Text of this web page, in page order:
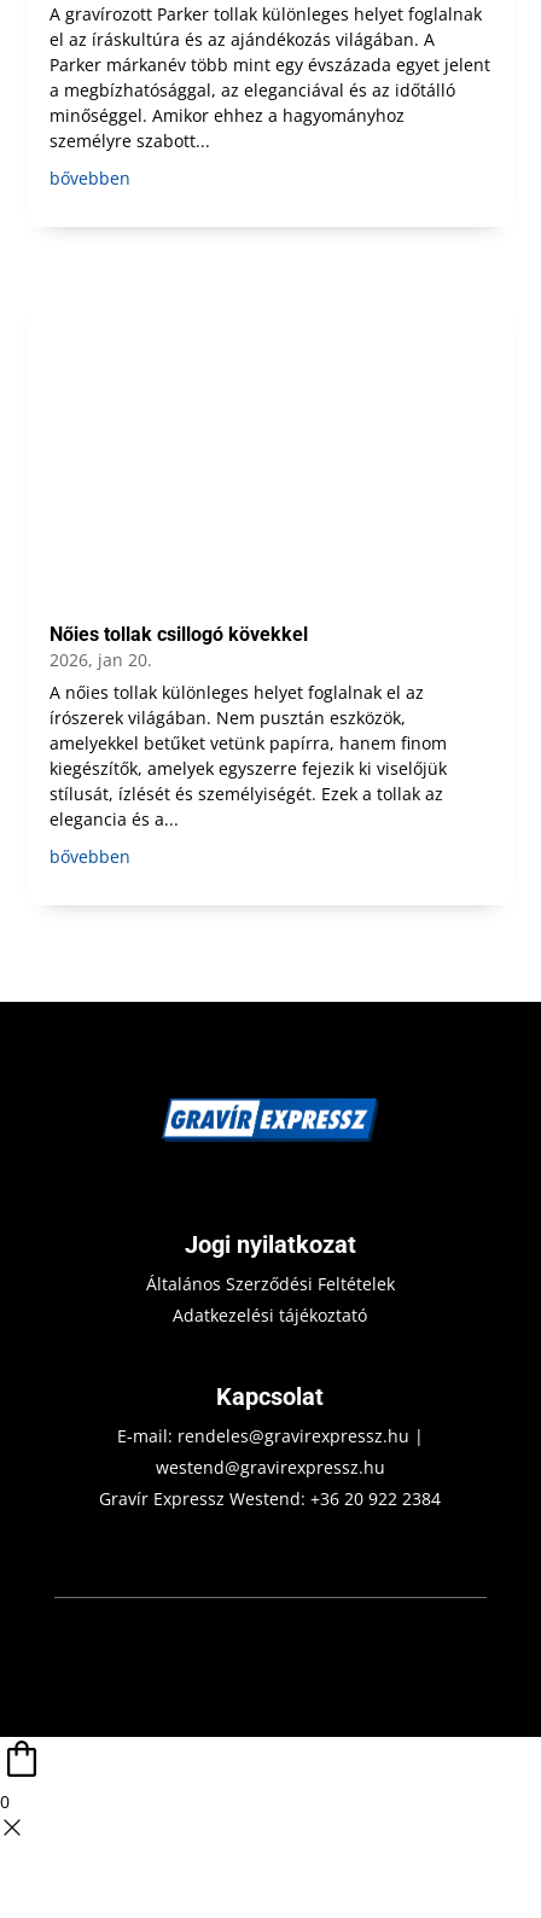
A gravírozott Parker tollak különleges helyet foglalnak
el az íráskultúra és az ajándékozás világában. A
Parker márkanév több mint egy évszázada egyet jelent
a megbízhatósággal, az eleganciával és az időtálló
minőséggel. Amikor ehhez a hagyományhoz
személyre szabott...
bővebben
Nőies tollak csillogó kövekkel
2026, jan 20.
A nőies tollak különleges helyet foglalnak el az
írószerek világában. Nem pusztán eszközök,
amelyekkel betűket vetünk papírra, hanem finom
kiegészítők, amelyek egyszerre fejezik ki viselőjük
stílusát, ízlését és személyiségét. Ezek a tollak az
elegancia és a...
bővebben
Jogi nyilatkozat
Általános Szerződési Feltételek
Adatkezelési tájékoztató
Kapcsolat
E-mail: rendeles@gravirexpressz.hu |
westend@gravirexpressz.hu
Gravír Expressz Westend:+36 20 922 2384
0